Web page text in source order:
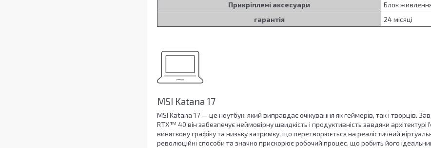
Прикріплені аксесуари
Блок
гарантія
24 місяці
MSI Katana 17
MSI Katana 17 — це ноутбук, який виправдає очікування як геймерів, так і творців.
RTX™ 40 він забезпечує неймовірну швидкість і продуктивність завдяки
виняткову графіку та низьку затримку, що перетворюється на реалістичний
революційні способи та значно прискорює робочий процес, що робить його